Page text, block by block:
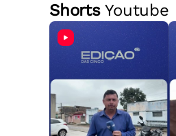
ShortsYoutube